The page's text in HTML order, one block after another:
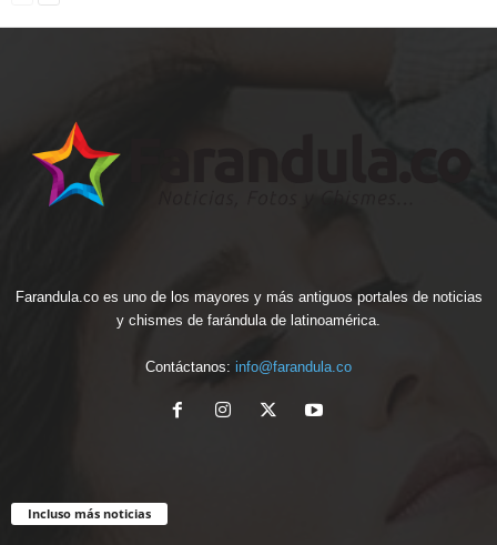
Farandula.co es uno de los mayores y más antiguos portales de noticias
y chismes de farándula de latinoamérica.
Contáctanos: info@farandula.co
Incluso más noticias